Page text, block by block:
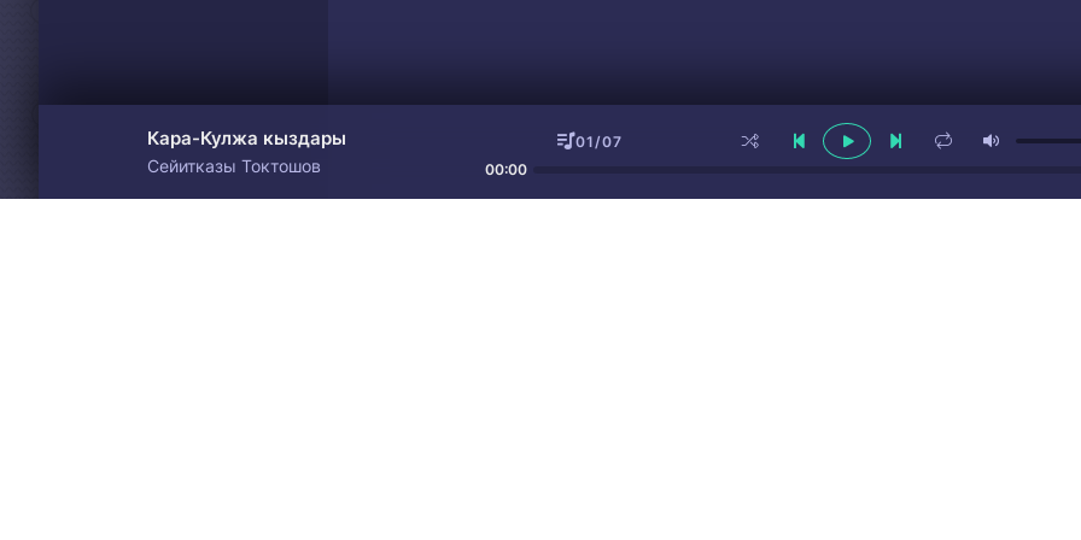
Кара-Кулжа кыздары
Сейитказы Токтошов
01/07
00:00